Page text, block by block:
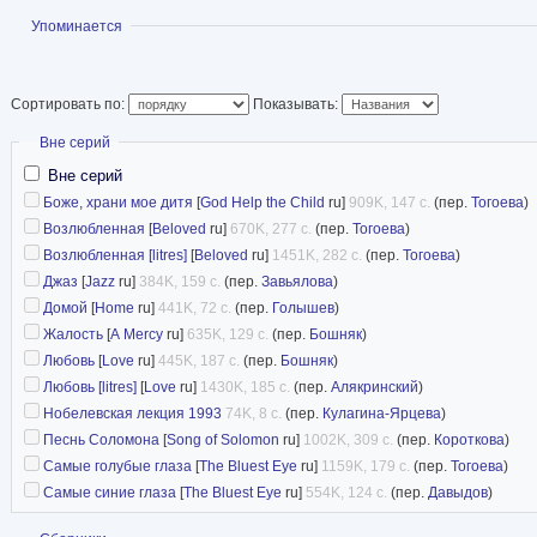
летнем возрасте. В 1953 году
В 1958 году она вышла замуж за своего сокурсника, ямайского
развелись. После этого Тони переехала в Сиракьюс, где работала
Тони способствовала популяризации афро-американской литературы, в
На II Конгрессе американских писателей Моррисон призвала к активной
при этом сильно критикуя американскую действительность: «For the Heroic
В 1983 Тони Моррисон ушла из издательства. В 1984 получила
работала на кафедре Роберта Ф. Гоена в Принстонском университете. В
Википедия
Фантлаб
Показать
Упоминается
Сортировать по: Показывать:
Скрыть
Вне серий
Вне серий
Боже, храни мое дитя [God Help the Child ru] 909K, 147 с. (пер. Тогоева)
Возлюбленная [Beloved ru] 670K, 277 с. (пер. Тогоева)
Возлюбленная [litres] [Beloved ru] 1451K, 282 с. (пер. Тогоева)
Джаз [Jazz ru] 384K, 159 с. (пер. Завьялова)
Домой [Home ru] 441K, 72 с. (пер. Голышев)
Жалость [A Mercy ru] 635K, 129 с. (пер. Бошняк)
Любовь [Love ru] 445K, 187 с. (пер. Бошняк)
Любовь [litres] [Love ru] 1430K, 185 с. (пер. Алякринский)
Нобелевская лекция 1993 74K, 8 с. (пер. Кулагина-Ярцева)
Песнь Соломона [Song of Solomon ru] 1002K, 309 с. (пер. Короткова)
Самые голубые глаза [The Bluest Eye ru] 1159K, 179 с. (пер. Тогоева)
Самые синие глаза [The Bluest Eye ru] 554K, 124 с. (пер. Давыдов)